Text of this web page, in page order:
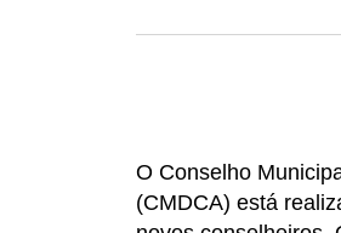
O Conselho
(CMDCA) está